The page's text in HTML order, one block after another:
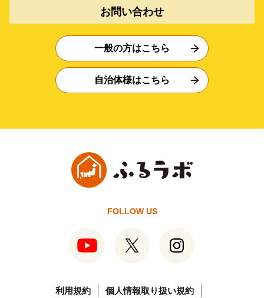
お問い合わせ
一般の方はこちら
自治体様はこちら
FOLLOW US
利用規約 個人情報取り扱い規約